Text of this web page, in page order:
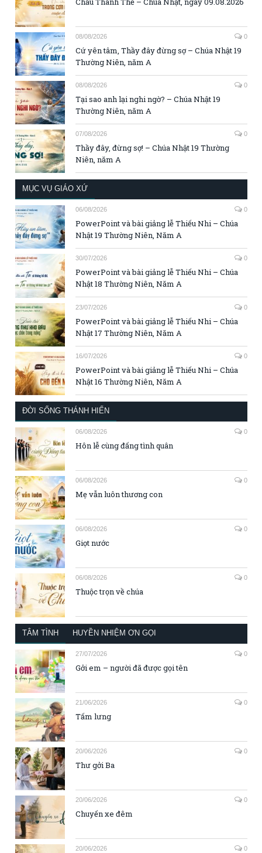
08/08/2026 0
Cứ yên tâm, Thầy đây đừng sợ – Chúa Nhật 19
Thường Niên, năm A
08/08/2026 0
Tại sao anh lại nghi ngờ? – Chúa Nhật 19
Thường Niên, năm A
07/08/2026 0
Thầy đây, đừng sợ! – Chúa Nhật 19 Thường
Niên, năm A
MỤC VỤ GIÁO XỨ
06/08/2026 0
PowerPoint và bài giảng lễ Thiếu Nhi – Chúa
Nhật 19 Thường Niên, Năm A
30/07/2026 0
PowerPoint và bài giảng lễ Thiếu Nhi – Chúa
Nhật 18 Thường Niên, Năm A
23/07/2026 0
PowerPoint và bài giảng lễ Thiếu Nhi – Chúa
Nhật 17 Thường Niên, Năm A
16/07/2026 0
PowerPoint và bài giảng lễ Thiếu Nhi – Chúa
Nhật 16 Thường Niên, Năm A
ĐỜI SỐNG THÁNH HIẾN
06/08/2026 0
Hôn lễ cùng đấng tình quân
06/08/2026 0
Mẹ vẫn luôn thương con
06/08/2026 0
Giọt nước
06/08/2026 0
Thuộc trọn về chúa
TÂM TÌNH HUYỀN NHIỆM ƠN GỌI
27/07/2026 0
Gởi em – người đã được gọi tên
21/06/2026 0
Tấm lưng
20/06/2026 0
Thư gởi Ba
20/06/2026 0
Chuyến xe đêm
20/06/2026 0